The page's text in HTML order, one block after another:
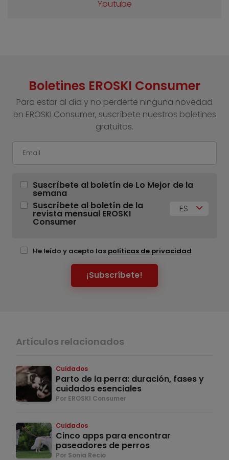
Youtube
Boletines EROSKI Consumer
Para estar al día y no perderte ninguna novedad
en EROSKI Consumer, suscríbete nuestros boletines
gratuitos.
Suscríbete al boletín de Lo Mejor de la
semana
Suscríbete al boletín de la
revista mensual EROSKI
Consumer
ES
He leído y acepto las políticas de privacidad
¡Subscríbete!
Artículos relacionados
Cuidados
Parto de la perra: duración, fases y
cuidados esenciales
Por EROSKI Consumer
Cuidados
Cinco apps para encontrar
paseadores de perros
Por Sonia Recio